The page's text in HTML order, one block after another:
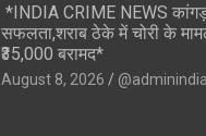
*INDIA CRIME NEWS
सफलता,शराब ठेके में चोरी के
₹35,000 बरामद*
August 8, 2026